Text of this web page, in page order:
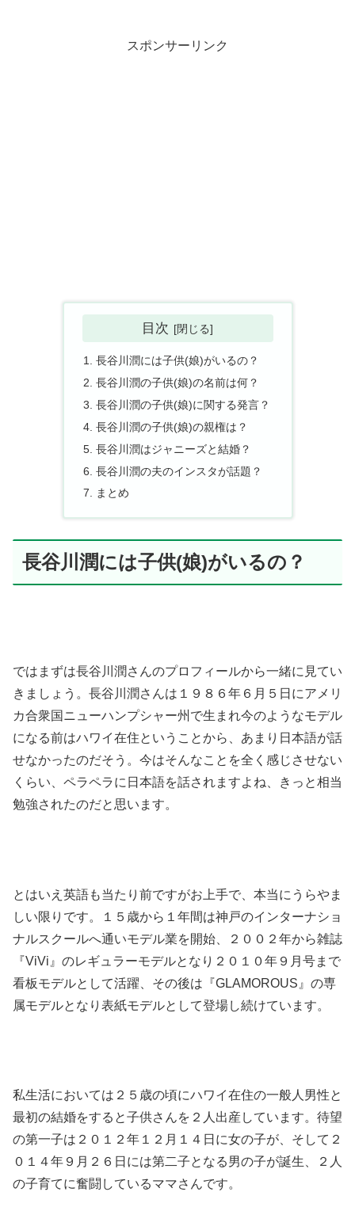
スポンサーリンク
目次
長谷川潤には子供(娘)がいるの？
長谷川潤の子供(娘)の名前は何？
長谷川潤の子供(娘)に関する発言？
長谷川潤の子供(娘)の親権は？
長谷川潤はジャニーズと結婚？
長谷川潤の夫のインスタが話題？
まとめ
長谷川潤には子供(娘)がいるの？
ではまずは長谷川潤さんのプロフィールから一緒に見てい
きましょう。長谷川潤さんは１９８６年６月５日にアメリ
カ合衆国ニューハンプシャー州で生まれ今のようなモデル
になる前はハワイ在住ということから、あまり日本語が話
せなかったのだそう。今はそんなことを全く感じさせない
くらい、ペラペラに日本語を話されますよね、きっと相当
勉強されたのだと思います。
とはいえ英語も当たり前ですがお上手で、本当にうらやま
しい限りです。１５歳から１年間は神戸のインターナショ
ナルスクールへ通いモデル業を開始、２００２年から雑誌
『ViVi』のレギュラーモデルとなり２０１０年９月号まで
看板モデルとして活躍、その後は『GLAMOROUS』の専
属モデルとなり表紙モデルとして登場し続けています。
私生活においては２５歳の頃にハワイ在住の一般人男性と
最初の結婚をすると子供さんを２人出産しています。待望
の第一子は２０１２年１２月１４日に女の子が、そして２
０１４年９月２６日には第二子となる男の子が誕生、２人
の子育てに奮闘しているママさんです。